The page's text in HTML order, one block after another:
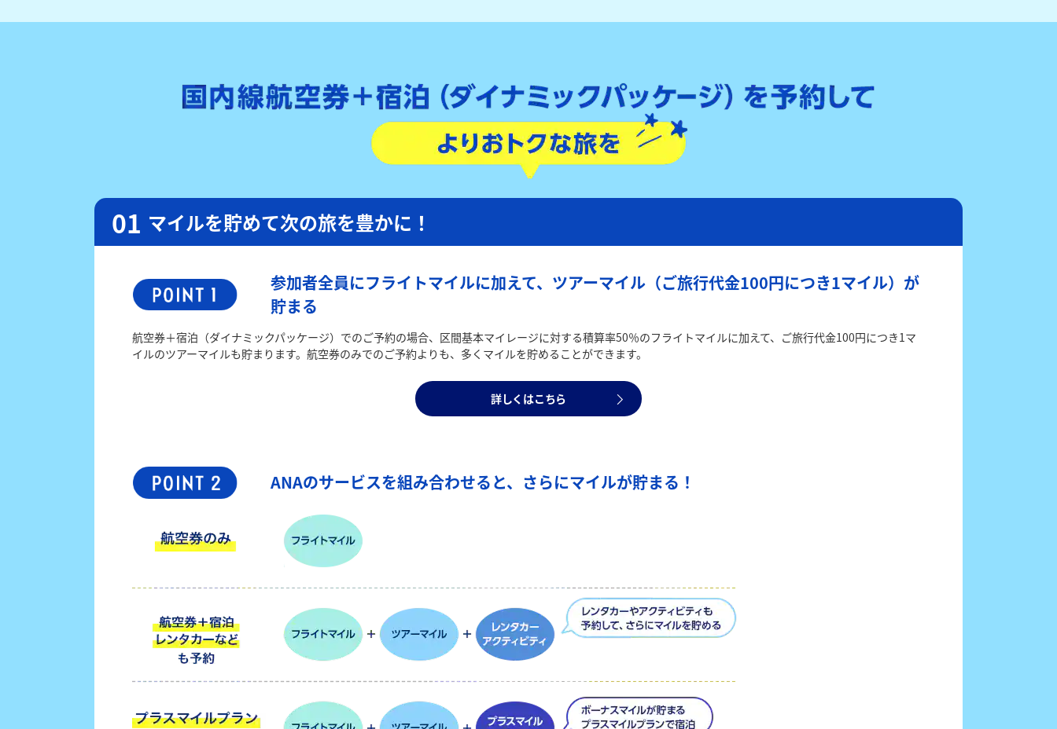
マイルを貯めて次の旅を豊かに！
参加者全員にフライトマイルに加えて、ツアーマイル（ご旅行代金100円につき1マイル）が
貯まる
航空券＋宿泊（ダイナミックパッケージ）でのご予約の場合、区間基本マイレージに対する積算率50％のフライトマイルに加えて、ご旅行代金100円につき1マ
イルのツアーマイルも貯まります。航空券のみでのご予約よりも、多くマイルを貯めることができます。
詳しくはこちら
ANAのサービスを組み合わせると、さらにマイルが貯まる！